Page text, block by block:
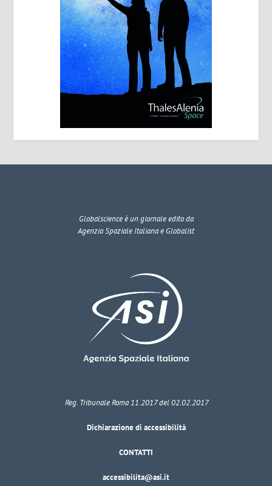
Globalscienceè un giornale edito da
Agenzia Spaziale Italiana e Globalist
Reg. Tribunale Roma 11.2017 del 02.02.2017
Dichiarazione di accessibilità
CONTATTI
accessibilita@asi.it